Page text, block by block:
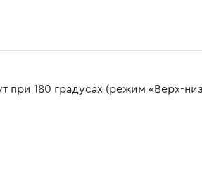
при 180 градусах (режим «Верх-